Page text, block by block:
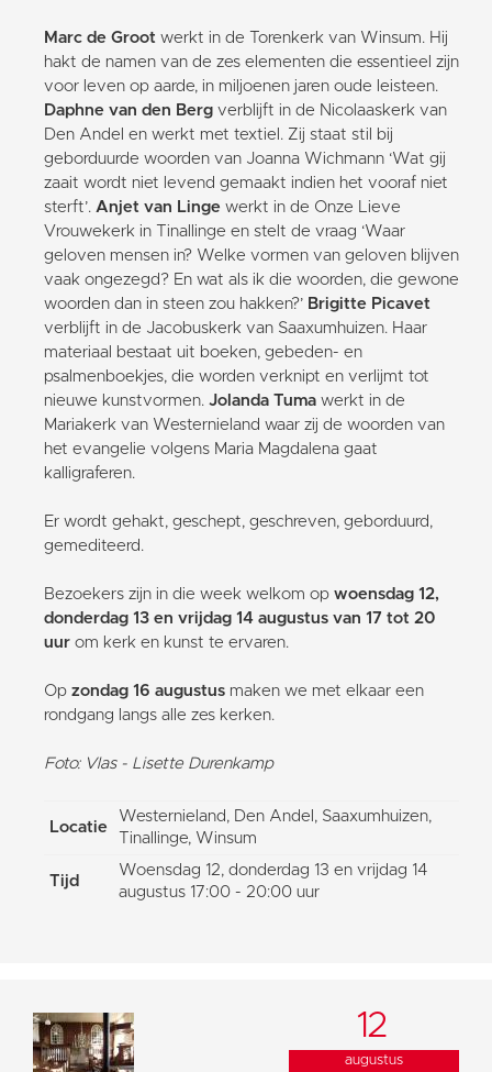
Marc de Groot werkt in de Torenkerk van Winsum. Hij
hakt de namen van de zes elementen die essentieel zijn
voor leven op aarde, in miljoenen jaren oude leisteen.
Daphne van den Berg verblijft in de Nicolaaskerk van
Den Andel en werkt met textiel. Zij staat stil bij
geborduurde woorden van Joanna Wichmann ‘Wat gij
zaait wordt niet levend gemaakt indien het vooraf niet
sterft’. Anjet van Linge werkt in de Onze Lieve
Vrouwekerk in Tinallinge en stelt de vraag ‘Waar
geloven mensen in? Welke vormen van geloven blijven
vaak ongezegd? En wat als ik die woorden, die gewone
woorden dan in steen zou hakken?’ Brigitte Picavet
verblijft in de Jacobuskerk van Saaxumhuizen. Haar
materiaal bestaat uit boeken, gebeden- en
psalmenboekjes, die worden verknipt en verlijmt tot
nieuwe kunstvormen. Jolanda Tuma werkt in de
Mariakerk van Westernieland waar zij de woorden van
het evangelie volgens Maria Magdalena gaat
kalligraferen.
Er wordt gehakt, geschept, geschreven, geborduurd,
gemediteerd.
Bezoekers zijn in die week welkom op woensdag 12,
donderdag 13 en vrijdag 14 augustus van 17 tot 20
uur om kerk en kunst te ervaren.
Op zondag 16 augustus maken we met elkaar een
rondgang langs alle zes kerken.
Foto: Vlas - Lisette Durenkamp
Locatie
Westernieland, Den Andel, Saaxumhuizen,
Tinallinge, Winsum
Tijd
Woensdag 12, donderdag 13 en vrijdag 14
augustus 17:00 - 20:00 uur
12
augustus